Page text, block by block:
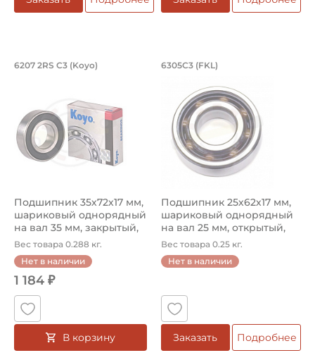
Подшипник 35х72х17 мм, шариковый
6207 2RS C3 (Koyo)
Подшипник 35х72х17 мм,
шариковый однорядный
на вал 35 мм, закрытый,
уве...
Вес товара 0.288 кг.
Нет в наличии
1 184 ₽
В корзину
Подшипник
6305С3 (FKL)
Подшипник 25х62х17 мм,
шариковый однорядный
на вал 25 мм, открытый,
уве...
Вес товара 0.25 кг.
Нет в наличии
Заказать Подробнее